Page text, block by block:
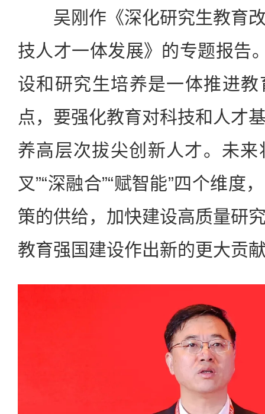
吴刚作《深化研究生教育改
技人才一体发展》的专题报告
设和研究生培养是一体推进
点，要强化教育对科技和人才
养高层次拔尖创新人才。未来
叉”“深融合”“赋智能”四个维度
策的供给，加快建设高质量研
教育强国建设作出新的更大贡